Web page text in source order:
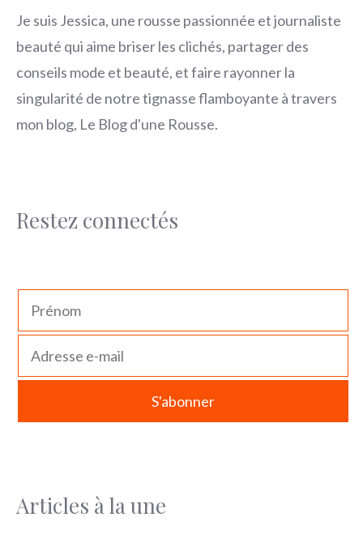
Je suis Jessica, une rousse passionnée et journaliste
beauté qui aime briser les clichés, partager des
conseils mode et beauté, et faire rayonner la
singularité de notre tignasse flamboyante à travers
mon blog, Le Blog d'une Rousse.
Restez connectés
Articles à la une